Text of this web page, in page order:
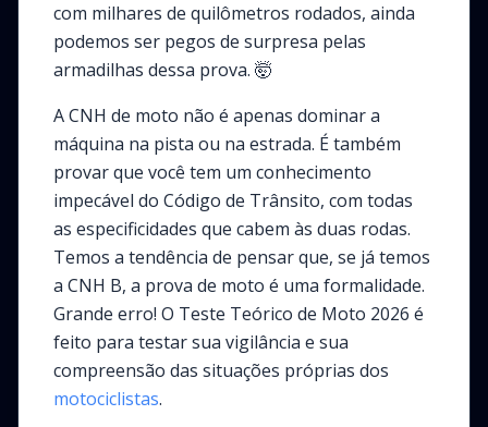
com milhares de quilômetros rodados, ainda
podemos ser pegos de surpresa pelas
armadilhas dessa prova. 🤯
A CNH de moto não é apenas dominar a
máquina na pista ou na estrada. É também
provar que você tem um conhecimento
impecável do Código de Trânsito, com todas
as especificidades que cabem às duas rodas.
Temos a tendência de pensar que, se já temos
a CNH B, a prova de moto é uma formalidade.
Grande erro! O Teste Teórico de Moto 2026 é
feito para testar sua vigilância e sua
compreensão das situações próprias dos
motociclistas.